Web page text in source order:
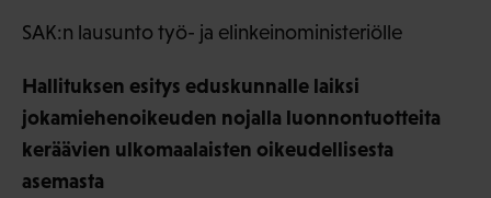
SAK:n lausunto työ- ja elinkeinoministeriölle
Hallituksen esitys eduskunnalle laiksi
jokamiehenoikeuden nojalla luonnontuotteita
keräävien ulkomaalaisten oikeudellisesta
asemasta